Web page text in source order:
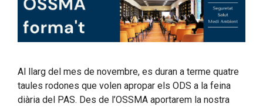
Al llarg del mes de novembre, es duran a terme quatre
taules rodones que volen apropar els ODS a la feina
diària del PAS. Des de l’OSSMA aportarem la nostra